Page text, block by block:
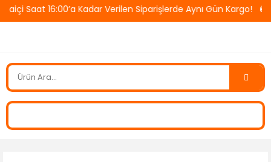
Saat 16:00’a Kadar Verilen Siparişlerde Aynı Gün Kargo! 🚚